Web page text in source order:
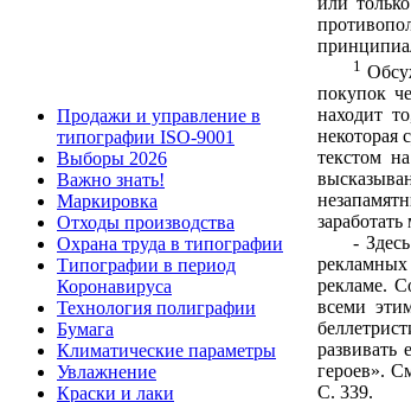
Продажи и управление в
типографии ISO-9001
Выборы 2026
Важно знать!
Маркировка
Отходы производства
Охрана труда в типографии
Типографии в период
Коронавируса
Технология полиграфии
Бумага
Климатические параметры
Увлажнение
Краски и лаки
1
покупок
находит
некоторая
текстом
-
рекламных
рекламе.
всеми
развивать
героев».
С. 339.